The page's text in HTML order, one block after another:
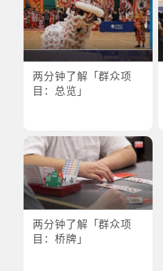
两分钟了解「群众项
目：总览」
两分钟了解「群众项
目：桥牌」